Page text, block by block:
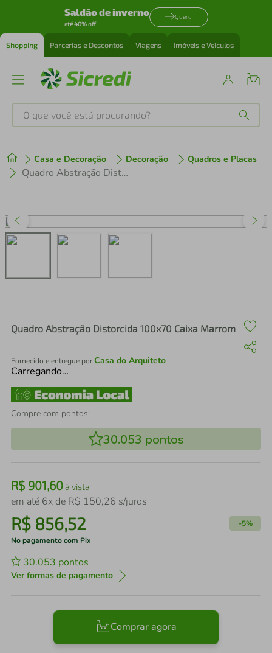
Saldão de inverno
até 40% off
Quero
Shopping Parcerias e Descontos Viagens Imóveis e Veículos
O que você está procurando?
Casa e Decoração Decoração Quadros e Placas
Quadro Abstração Distorcida 100x70 Caixa Marrom
Quadro Abstração Distorcida 100x70 Caixa Marrom
Fornecido e entregue porCasa do Arquiteto
Carregando…
Compre com pontos:
30.053 pontos
R$ 901,60à vista
em até 6x de R$ 150,26 s/juros
R$ 856,52 -5%
No pagamento com Pix
30.053 pontos
Ver formas de pagamento
Comprar agora
1º tenis
perfume